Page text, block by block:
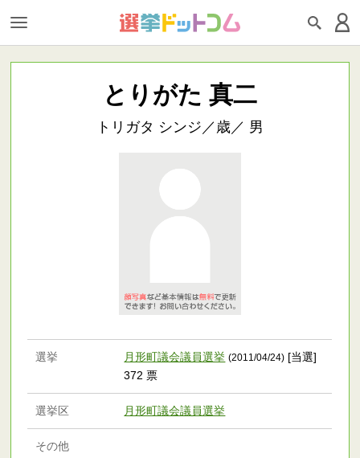
とりがた 真二
トリガタ シンジ／歳／ 男
選挙 月形町議会議員選挙 (2011/04/24) [当選]
372 票
選挙区 月形町議会議員選挙
その他